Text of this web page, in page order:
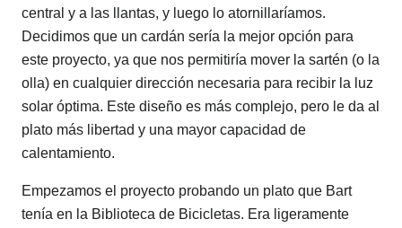
central y a las llantas, y luego lo atornillaríamos.
Decidimos que un cardán sería la mejor opción para
este proyecto, ya que nos permitiría mover la sartén (o la
olla) en cualquier dirección necesaria para recibir la luz
solar óptima. Este diseño es más complejo, pero le da al
plato más libertad y una mayor capacidad de
calentamiento.
Empezamos el proyecto probando un plato que Bart
tenía en la Biblioteca de Bicicletas. Era ligeramente